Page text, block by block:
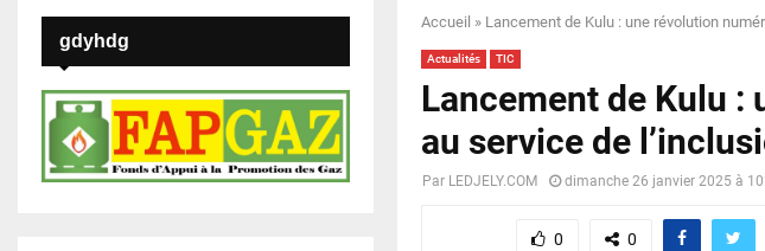
Accueil » Lancement de Kulu : une révolution
Actualités TIC
Lancement de Kulu
au service de
Par LEDJELY.COM dimanche 26 janvier 2025 à
0 0
gdyhdg